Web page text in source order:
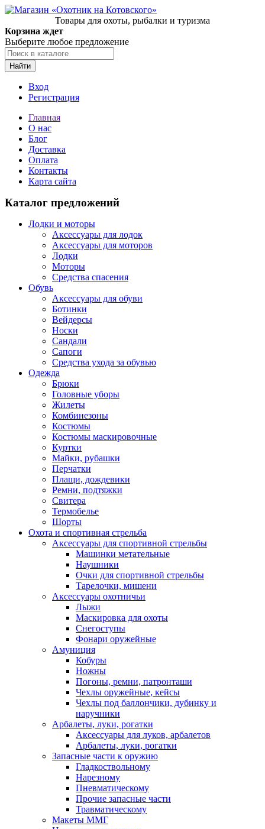
Товары для охоты, рыбалки и туризма
Корзина ждет
Выберите любое предложение
Найти
Вход
Регистрация
Главная
О нас
Блог
Доставка
Оплата
Контакты
Карта сайта
Каталог предложений
Лодки и моторы
Аксессуары для лодок
Аксессуары для моторов
Лодки
Моторы
Средства спасения
Обувь
Аксессуары для обуви
Ботинки
Вейдерсы
Носки
Сандали
Сапоги
Средства ухода за обувью
Одежда
Брюки
Головные уборы
Жилеты
Комбинезоны
Костюмы
Костюмы маскировочные
Куртки
Майки, рубашки
Перчатки
Плащи, дождевики
Ремни, подтяжки
Свитера
Термобелье
Шорты
Охота и спортивная стрельба
Аксессуары для спортивной стрельбы
Машинки метательные
Наушники
Очки для спортивной стрельбы
Тарелочки, мишени
Аксессуары охотничьи
Лыжи
Маскировка для охоты
Снегоступы
Фонари оружейные
Амуниция
Кобуры
Ножны
Погоны, ремни, патронташи
Чехлы оружейные, кейсы
Чехлы под баллончики, дубинку и
наручники
Арбалеты, луки, рогатки
Аксессуары для луков, арбалетов
Арбалеты, луки, рогатки
Запасные части к оружию
Гладкоствольному
Нарезному
Пневматическому
Прочие запасные части
Травматическому
Макеты ММГ